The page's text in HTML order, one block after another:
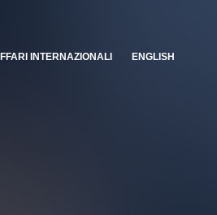
INTERNAZIONALI ENGLISH